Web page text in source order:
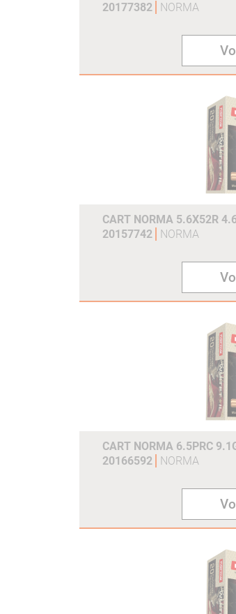
20177382
NORMA
CART NORMA 5.6X52R
20157742
NORMA
CART NORMA 6.5PRC
20166592
NORMA